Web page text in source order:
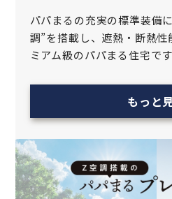
パパまるの充実の標準装備
調”を搭載し、遮熱‧断熱性
ミアム級のパパまる住宅です
もっと